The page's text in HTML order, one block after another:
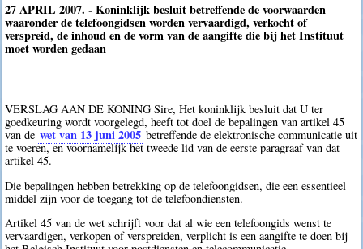
27 APRIL 2007. - Koninklijk besluit betreffende de voorwaarden
waaronder de telefoongidsen worden vervaardigd, verkocht of
verspreid, de inhoud en de vorm van de aangifte die bij het Instituut
moet worden gedaan
VERSLAG AAN DE KONING Sire, Het koninklijk besluit dat U ter
goedkeuring wordt voorgelegd, heeft tot doel de bepalingen van artikel 45
van de wet van 13 juni 2005 betreffende de elektronische communicatie uit
te voeren, en voornamelijk het tweede lid van de eerste paragraaf van dat
artikel 45.
Die bepalingen hebben betrekking op de telefoongidsen, die een essentieel
middel zijn voor de toegang tot de telefoondiensten.
Artikel 45 van de wet schrijft voor dat al wie een telefoongids wenst te
vervaardigen, verkopen of verspreiden, verplicht is een aangifte te doen bij